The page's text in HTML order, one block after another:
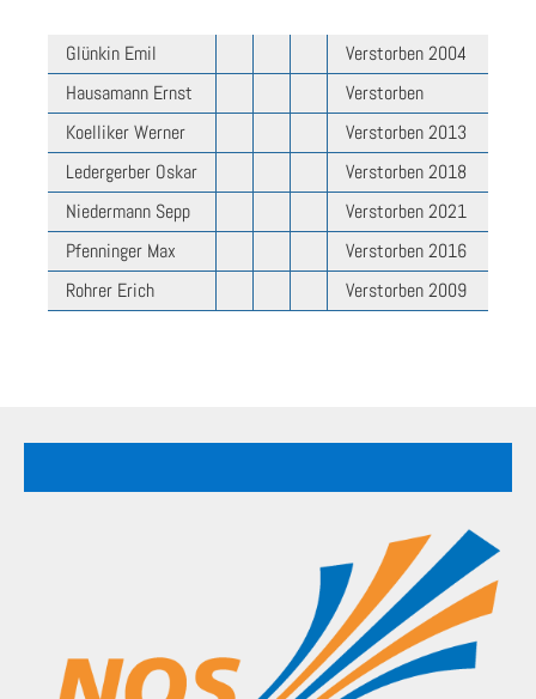
Glünkin Emil
Verstorben 2004
Hausamann Ernst
Verstorben
Koelliker Werner
Verstorben 2013
Ledergerber Oskar
Verstorben 2018
Niedermann Sepp
Verstorben 2021
Pfenninger Max
Verstorben 2016
Rohrer Erich
Verstorben 2009